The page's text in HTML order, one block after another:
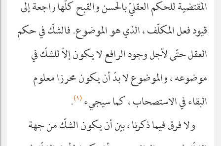
المقتضية للحكم العقليّ بالحسن والقبح كلّها راجعة إلى
قيود فعل المكلّف ، الذي هو الموضوع. فالشكّ في حكم
العقل حتّى لأجل وجود الرافع لا يكون إلاّ للشكّ في
موضوعه ، والموضوع لا بدّ أن يكون محرزا معلوم
البقاء في الاستصحاب ، كما سيجيء(١) .
ولا فرق فيما ذكرنا ، بين أن يكون الشكّ من جهة